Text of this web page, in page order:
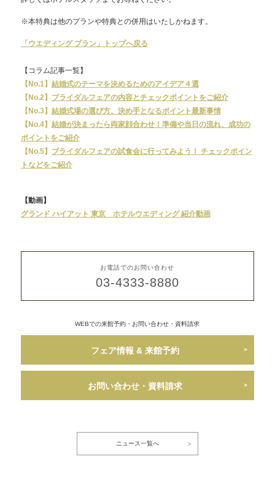
※本特典は他のプランや特典との併用はいたしかねます。
「ウエディング プラン」トップへ戻る
【コラム記事一覧】
【No.1】 結婚式のテーマを決めるためのアイデア４選
【No.2】
ブライダルフェアの内容とチェックポイントをご紹介
【No.3】 結婚式場の選び方、決め手となるポイント最新事情
【No.4】 結婚が決まったら両家顔合わせ！準備や当日の流れ、成功の
ポイントをご紹介
【No.5】
ブライダルフェアの試食会に行ってみよう！ チェックポイン
トなどをご紹介
【動画】
グランド ハイアット 東京 ホテルウエディング 紹介動画
お電話でのお問い合わせ
03-4333-8880
WEBでの来館予約・お問い合わせ・資料請求
フェア情報 & 来館予約
お問い合わせ・資料請求
ニュース一覧へ